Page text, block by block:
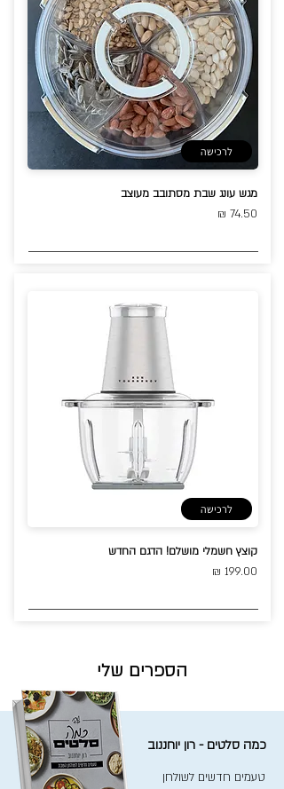
לרכישה
מגש עונג שבת מסתובב מעוצב
74.50 ₪
לרכישה
קוצץ חשמלי מושלם! הדגם החדש
199.00 ₪
הספרים שלי
כמה סלטים - רון יוחננוב
טעמים חדשים לשולחן